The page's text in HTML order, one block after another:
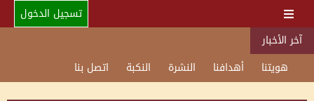
تسجيل الدخول
آخر الأخبار
هويتنا
أهدافنا النشرة النكبة اتصل بنا